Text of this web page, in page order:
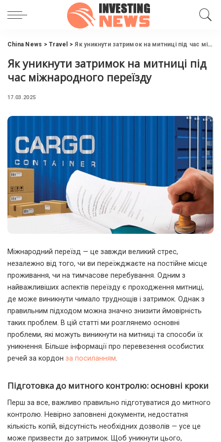
China News >Travel >Як уникнути затримок на митниці під час міжнародного переїзду
Як уникнути затримок на митниці під
час міжнародного переїзду
17.03.2025
Міжнародний переїзд — це завжди великий стрес,
незалежно від того, чи ви переїжджаєте на постійне місце
проживання, чи на тимчасове перебування. Одним з
найважливіших аспектів переїзду є проходження митниці,
де може виникнути чимало труднощів і затримок. Однак з
правильним підходом можна значно знизити ймовірність
таких проблем. В цій статті ми розглянемо основні
проблеми, які можуть виникнути на митниці та способи їх
уникнення. Більше інформації про перевезення особистих
речей за кордон за посиланням.
Підготовка до митного контролю: основні кроки
Перш за все, важливо правильно підготуватися до митного
контролю. Невірно заповнені документи, недостатня
кількість копій, відсутність необхідних дозволів — усе це
може призвести до затримок. Щоб уникнути цього,